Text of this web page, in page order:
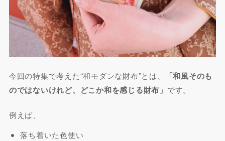
今回の特集で考えた“和モダンな財布”とは、
「和風そのも
のではないけれど、どこか和を感じる財布」 です。
例えば、
落ち着いた色使い